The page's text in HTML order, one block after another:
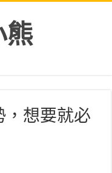
，想要就必